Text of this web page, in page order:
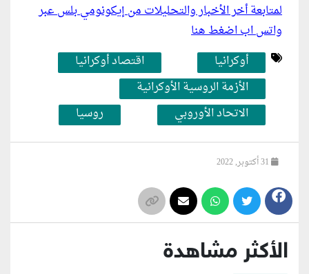
لمتابعة أخر الأخبار والتحليلات من إيكونومي بلس عبر
واتس اب اضغط هنا
أوكرانيا
اقتصاد أوكرانيا
الأزمة الروسية الأوكرانية
الاتحاد الأوروبي
روسيا
الأكثر مشاهدة